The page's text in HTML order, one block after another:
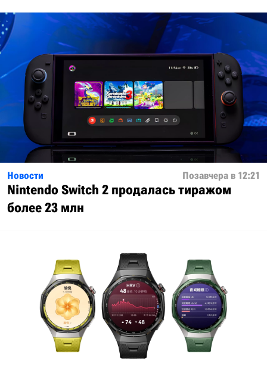
Новости Позавчера в 12:21
Nintendo Switch 2 продалась тиражом
более 23 млн